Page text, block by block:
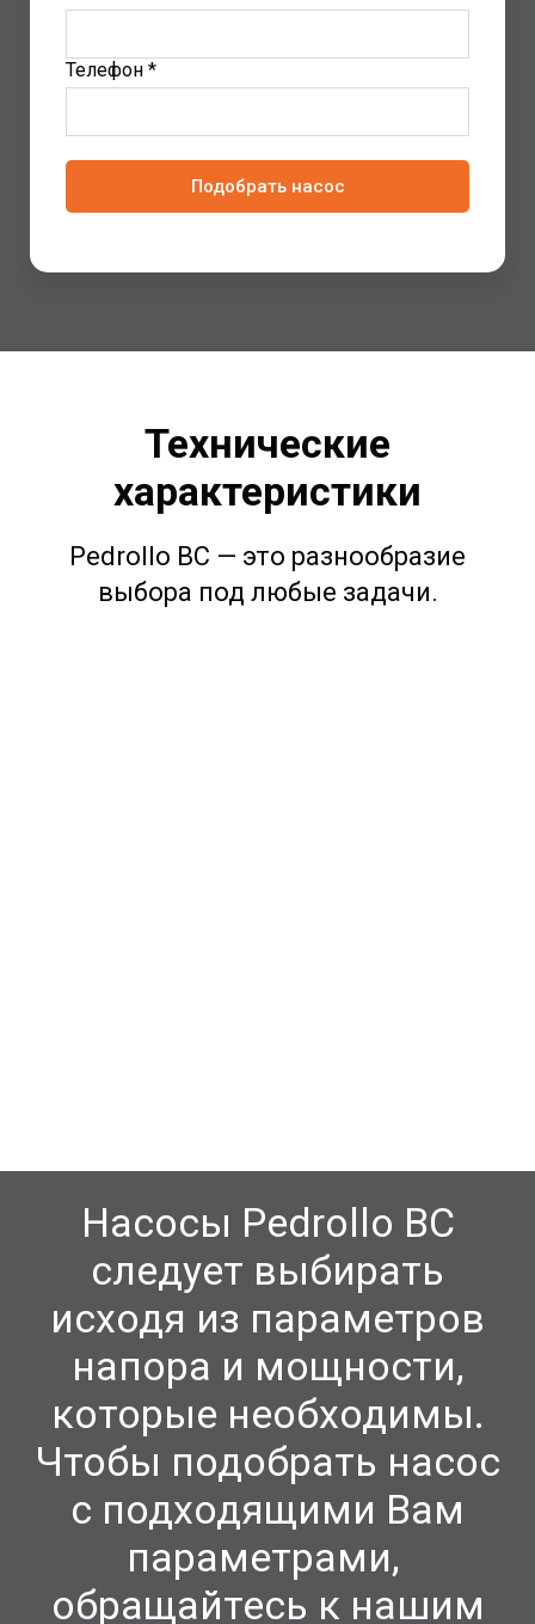
Телефон *
Подобрать насос
Технические
характеристики
Pedrollo BC — это разнообразие
выбора под любые задачи.
Насосы Pedrollo BC
следует выбирать
исходя из параметров
напора и мощности,
которые необходимы.
Чтобы подобрать насос
с подходящими Вам
параметрами,
обращайтесь к нашим